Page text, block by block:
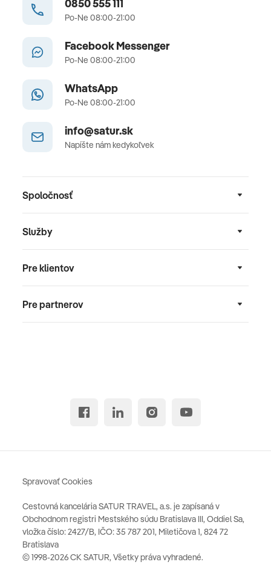
0850 555 111
Po-Ne 08:00-21:00
Facebook Messenger
Po-Ne 08:00-21:00
WhatsApp
Po-Ne 08:00-21:00
info@satur.sk
Napíšte nám kedykoľvek
Spoločnosť
Služby
Pre klientov
Pre partnerov
Cestovná kancelária SATUR TRAVEL, a.s. je zapísaná v
Obchodnom registri Mestského súdu Bratislava III, Oddiel Sa,
vložka číslo: 2427/B, IČO: 35 787 201, Miletičova 1, 824 72
Bratislava
© 1998-2026 CK SATUR, Všetky práva vyhradené.
Spravovať Cookies